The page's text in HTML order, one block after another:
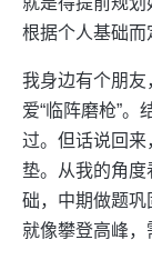
根据个人基础而
我身边有个朋友
爱“临阵磨枪”
过。但话说回
垫。从我的角
础，中期做题巩
就像攀登高峰，